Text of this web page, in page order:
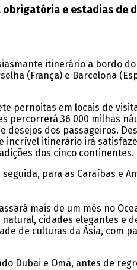
e estadias de
itinerário a bordo
(França) e Barcelona
pernoitas em locais de
percorrerá 36 000 milhas
dos passageiros.
itinerário irá
dos cinco continentes.
para as Caraíbas e
mais de um mês no
cidades elegantes e
de culturas da Ásia, com
Dubai e Omã, antes de